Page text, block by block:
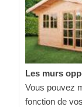
Les murs
Vous pouvez
fonction de